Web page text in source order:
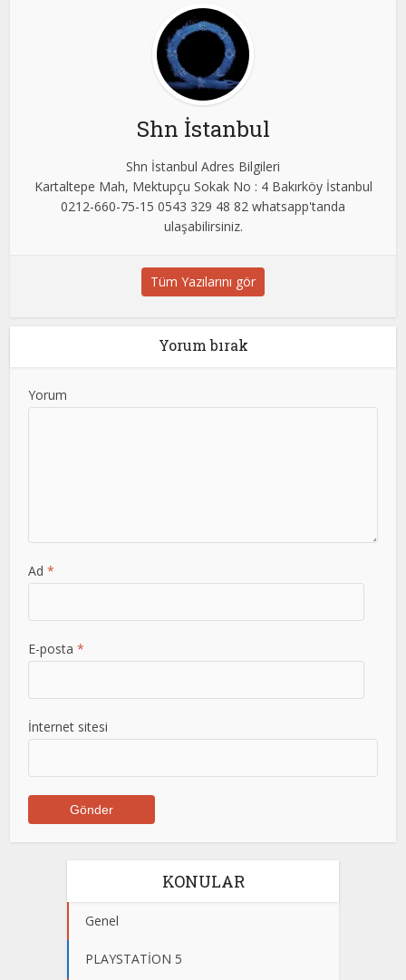
Shn İstanbul
Shn İstanbul Adres Bilgileri
Kartaltepe Mah, Mektupçu Sokak No : 4 Bakırköy İstanbul
0212-660-75-15 0543 329 48 82 whatsapp'tanda
ulaşabilirsiniz.
Tüm Yazılarını gör
Yorum bırak
Yorum
Ad*
E-posta*
İnternet sitesi
KONULAR
Genel
PLAYSTATİON 5